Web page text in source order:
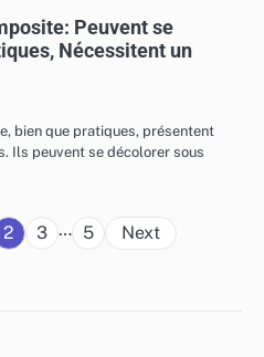
Peuvent se
Nécessitent un
bien que pratiques, présentent
Ils peuvent se décolorer sous
Posts
2 3 … 5 Next